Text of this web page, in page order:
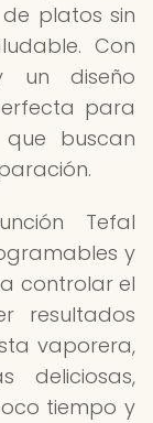
platos sin
Con
un diseño
para
buscan
Tefal
y
controlar el
resultados
vaporera,
deliciosas,
tiempo y